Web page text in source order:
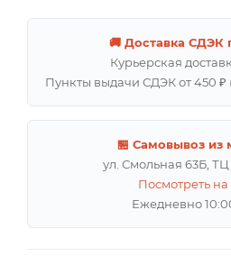
🚚 Доставка СДЭК
Курьерская
Пункты выдачи СДЭК от 450 ₽
🏪 Самовывоз из
ул. Смольная 63Б,
Посмотреть на
Ежедневно